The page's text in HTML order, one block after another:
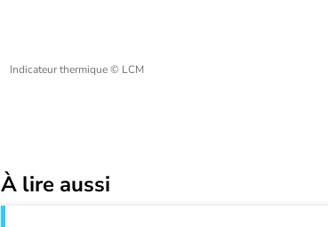
Indicateur thermique© LCM
À lire aussi